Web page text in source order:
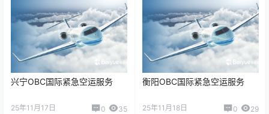
兴宁OBC国际紧急空运服务
25年11月17日 0 35
衡阳OBC国际紧急空运服务
25年11月18日 0 29